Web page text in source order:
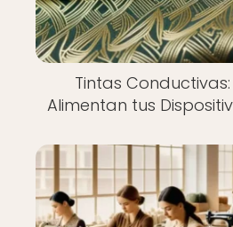
Tintas
Alimentan tus